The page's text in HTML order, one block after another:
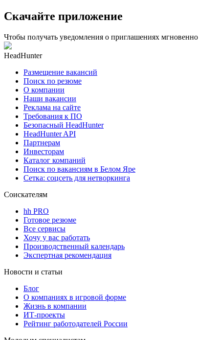
Скачайте приложение
Чтобы получать уведомления о приглашениях мгновенно
HeadHunter
Размещение вакансий
Поиск по резюме
О компании
Наши вакансии
Реклама на сайте
Требования к ПО
Безопасный HeadHunter
HeadHunter API
Партнерам
Инвесторам
Каталог компаний
Поиск по вакансиям в Белом Яре
Сетка: соцсеть для нетворкинга
Соискателям
hh PRO
Готовое резюме
Все сервисы
Хочу у вас работать
Производственный календарь
Экспертная рекомендация
Новости и статьи
Блог
О компаниях в игровой форме
Жизнь в компании
ИТ-проекты
Рейтинг работодателей России